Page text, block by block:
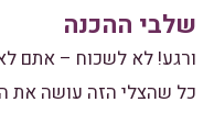
שלבי ההכנה
ורגע! לא לשכוח – אתם
כל שהצלי הזה עושה את